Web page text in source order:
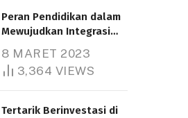
Peran Pendidikan dalam
Mewujudkan Integrasi
8 MARET 2023
3,364 VIEWS
Tertarik Berinvestasi di